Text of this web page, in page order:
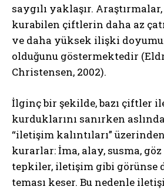
saygılı yaklaşır.
kurabilen çiftlerin daha az
ve daha yüksek ilişki
olduğunu göstermektedir
Christensen, 2002).
İlginç bir şekilde, bazı çiftler
kurduklarını sanırken
“iletişim kalıntıları”
kurarlar: İma, alay, susma,
tepkiler, iletişim gibi görünse
teması keser. Bu nedenle